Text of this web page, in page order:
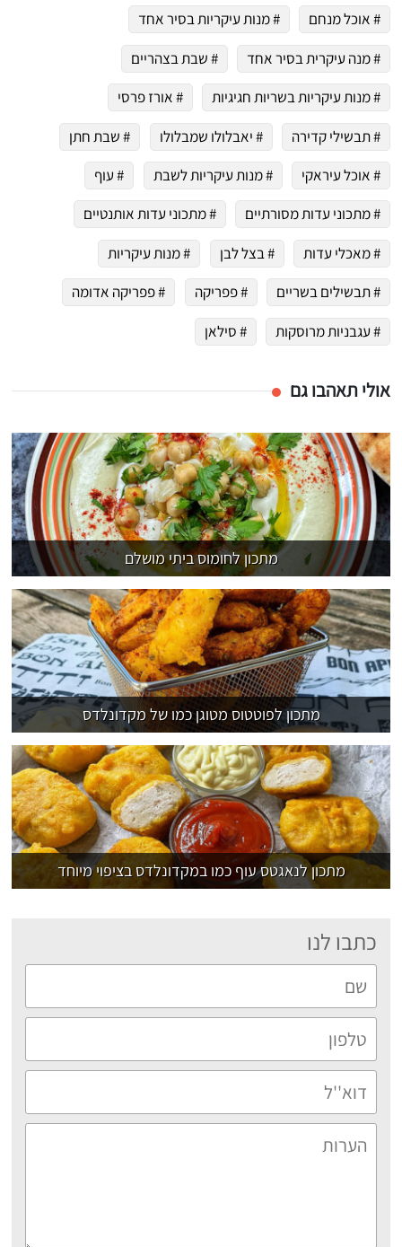
# אוכל מנחם
# מנות עיקריות בסיר אחד
# מנה עיקרית בסיר אחד
# שבת בצהריים
# מנות עיקריות בשריות חגיגיות
# אורז פרסי
# תבשילי קדירה
# יאבלולו שמבלולו
# שבת חתן
# אוכל עיראקי
# מנות עיקריות לשבת
# עוף
# מתכוני עדות מסורתיים
# מתכוני עדות אותנטיים
# מאכלי עדות
# בצל לבן
# מנות עיקריות
# תבשילים בשריים
# פפריקה
# פפריקה אדומה
# עגבניות מרוסקות
# סילאן
אולי תאהבו גם
מתכון לחומוס ביתי מושלם
מתכון לפוטטוס מטוגן כמו של מקדונלדס
מתכון לנאגטס עוף כמו במקדונלדס בציפוי מיוחד
כתבו לנו